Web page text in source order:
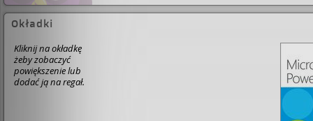
Okładki
Kliknij na okładkę
żeby zobaczyć
powiększenie lub
dodać ją na regał.